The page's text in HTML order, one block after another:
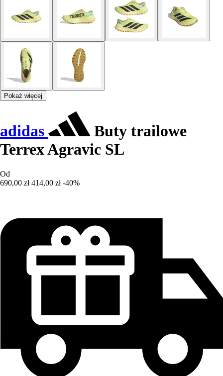
Pokaż więcej
adidas
Buty trailowe
Terrex Agravic SL
Od
690,00 zł 414,00 zł -40%